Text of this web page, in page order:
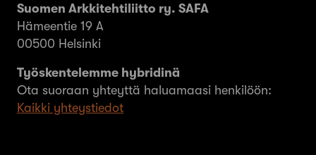
Suomen Arkkitehtiliitto ry. SAFA
Hämeentie 19 A
00500 Helsinki
Työskentelemme hybridinä
Ota suoraan yhteyttä haluamaasi henkilöön:
Kaikki yhteystiedot